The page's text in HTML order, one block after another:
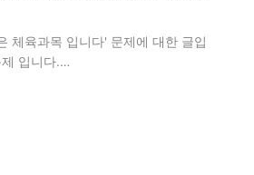
체육과목 입니다' 문제에 대한 글입
입니다.…